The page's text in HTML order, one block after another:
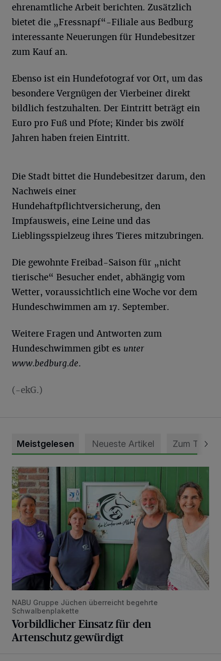
ehrenamtliche Arbeit berichten. Zusätzlich
bietet die „Fressnapf“-Filiale aus Bedburg
interessante Neuerungen für Hundebesitzer
zum Kauf an.
Ebenso ist ein Hundefotograf vor Ort, um das
besondere Vergnügen der Vierbeiner direkt
bildlich festzuhalten. Der Eintritt beträgt ein
Euro pro Fuß und Pfote; Kinder bis zwölf
Jahren haben freien Eintritt.
Die Stadt bittet die Hundebesitzer darum, den
Nachweis einer
Hundehaftpflichtversicherung, den
Impfausweis, eine Leine und das
Lieblingsspielzeug ihres Tieres mitzubringen.
Die gewohnte Freibad-Saison für „nicht
tierische“ Besucher endet, abhängig vom
Wetter, voraussichtlich eine Woche vor dem
Hundeschwimmen am 17. September.
Weitere Fragen und Antworten zum
Hundeschwimmen gibt es unter
www.bedburg.de.
(-ekG.)
Meistgelesen Neueste Artikel Zum Thema
Vorbildlicher Einsatz für den Artenschutz gewürdigt
NABU Gruppe Jüchen überreicht begehrte
Schwalbenplakette
Vorbildlicher Einsatz für den
Artenschutz gewürdigt